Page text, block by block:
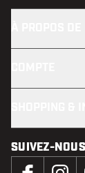
SUIVEZ-